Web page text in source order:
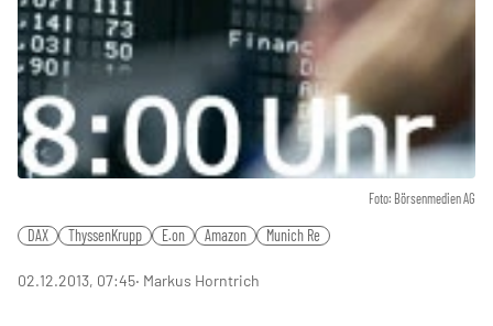
Foto: Börsenmedien AG
DAX ThyssenKrupp E.on Amazon Munich Re
02.12.2013, 07:45‧ Markus Horntrich